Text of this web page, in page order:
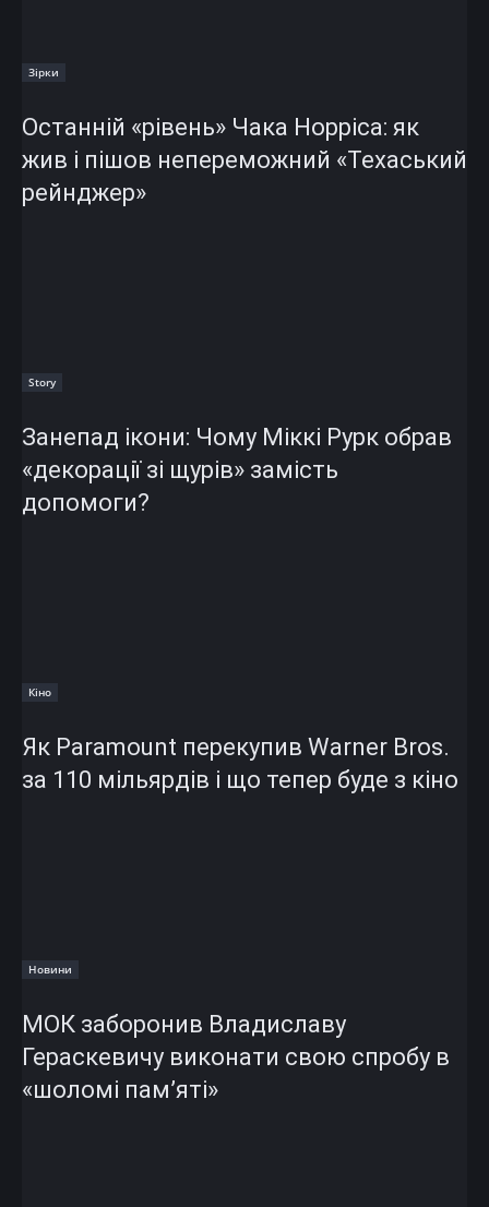
Зірки
Останній «рівень» Чака Норріса: як
жив і пішов непереможний «Техаський
рейнджер»
Story
Занепад ікони: Чому Міккі Рурк обрав
«декорації зі щурів» замість
допомоги?
Кіно
Як Paramount перекупив Warner Bros.
за 110 мільярдів і що тепер буде з кіно
Новини
МОК заборонив Владиславу
Гераскевичу виконати свою спробу в
«шоломі пам’яті»